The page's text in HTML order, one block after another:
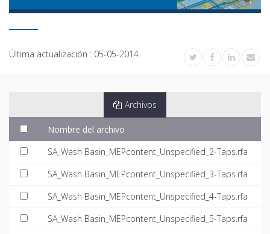
Última actualización : 05-05-2014
Archivos
Nombre del archivo
SA_Wash Basin_MEPcontent_Unspecified_2-Taps.rfa
SA_Wash Basin_MEPcontent_Unspecified_3-Taps.rfa
SA_Wash Basin_MEPcontent_Unspecified_4-Taps.rfa
SA_Wash Basin_MEPcontent_Unspecified_5-Taps.rfa